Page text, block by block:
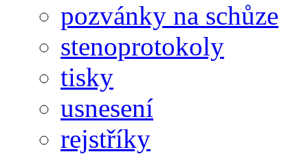
pozvánky na schůze
stenoprotokoly
tisky
usnesení
rejstříky